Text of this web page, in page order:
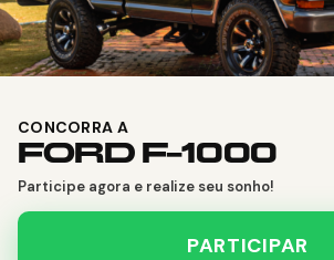
CONCORRA A
FORD F-1000
Participe agora e realize seu sonho!
PARTICIPAR